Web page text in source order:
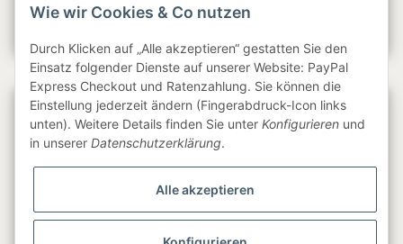
Gesetzliche Informationen
Wie wir Cookies & Co nutzen
Durch Klicken auf „Alle akzeptieren“ gestatten Sie den
Einsatz folgender Dienste auf unserer Website: PayPal
Express Checkout und Ratenzahlung. Sie können die
Einstellung jederzeit ändern (Fingerabdruck-Icon links
unten). Weitere Details finden Sie unter Konfigurieren und
in unserer Datenschutzerklärung.
Alle akzeptieren